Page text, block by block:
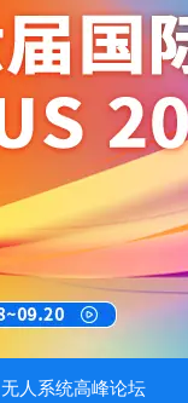
无人系统高峰论坛